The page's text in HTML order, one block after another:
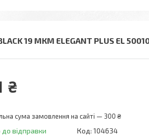
19 МКМ ELEGANT PLUS EL
₴
сума замовлення на сайті — 300 ₴
до відправки Код: 104634